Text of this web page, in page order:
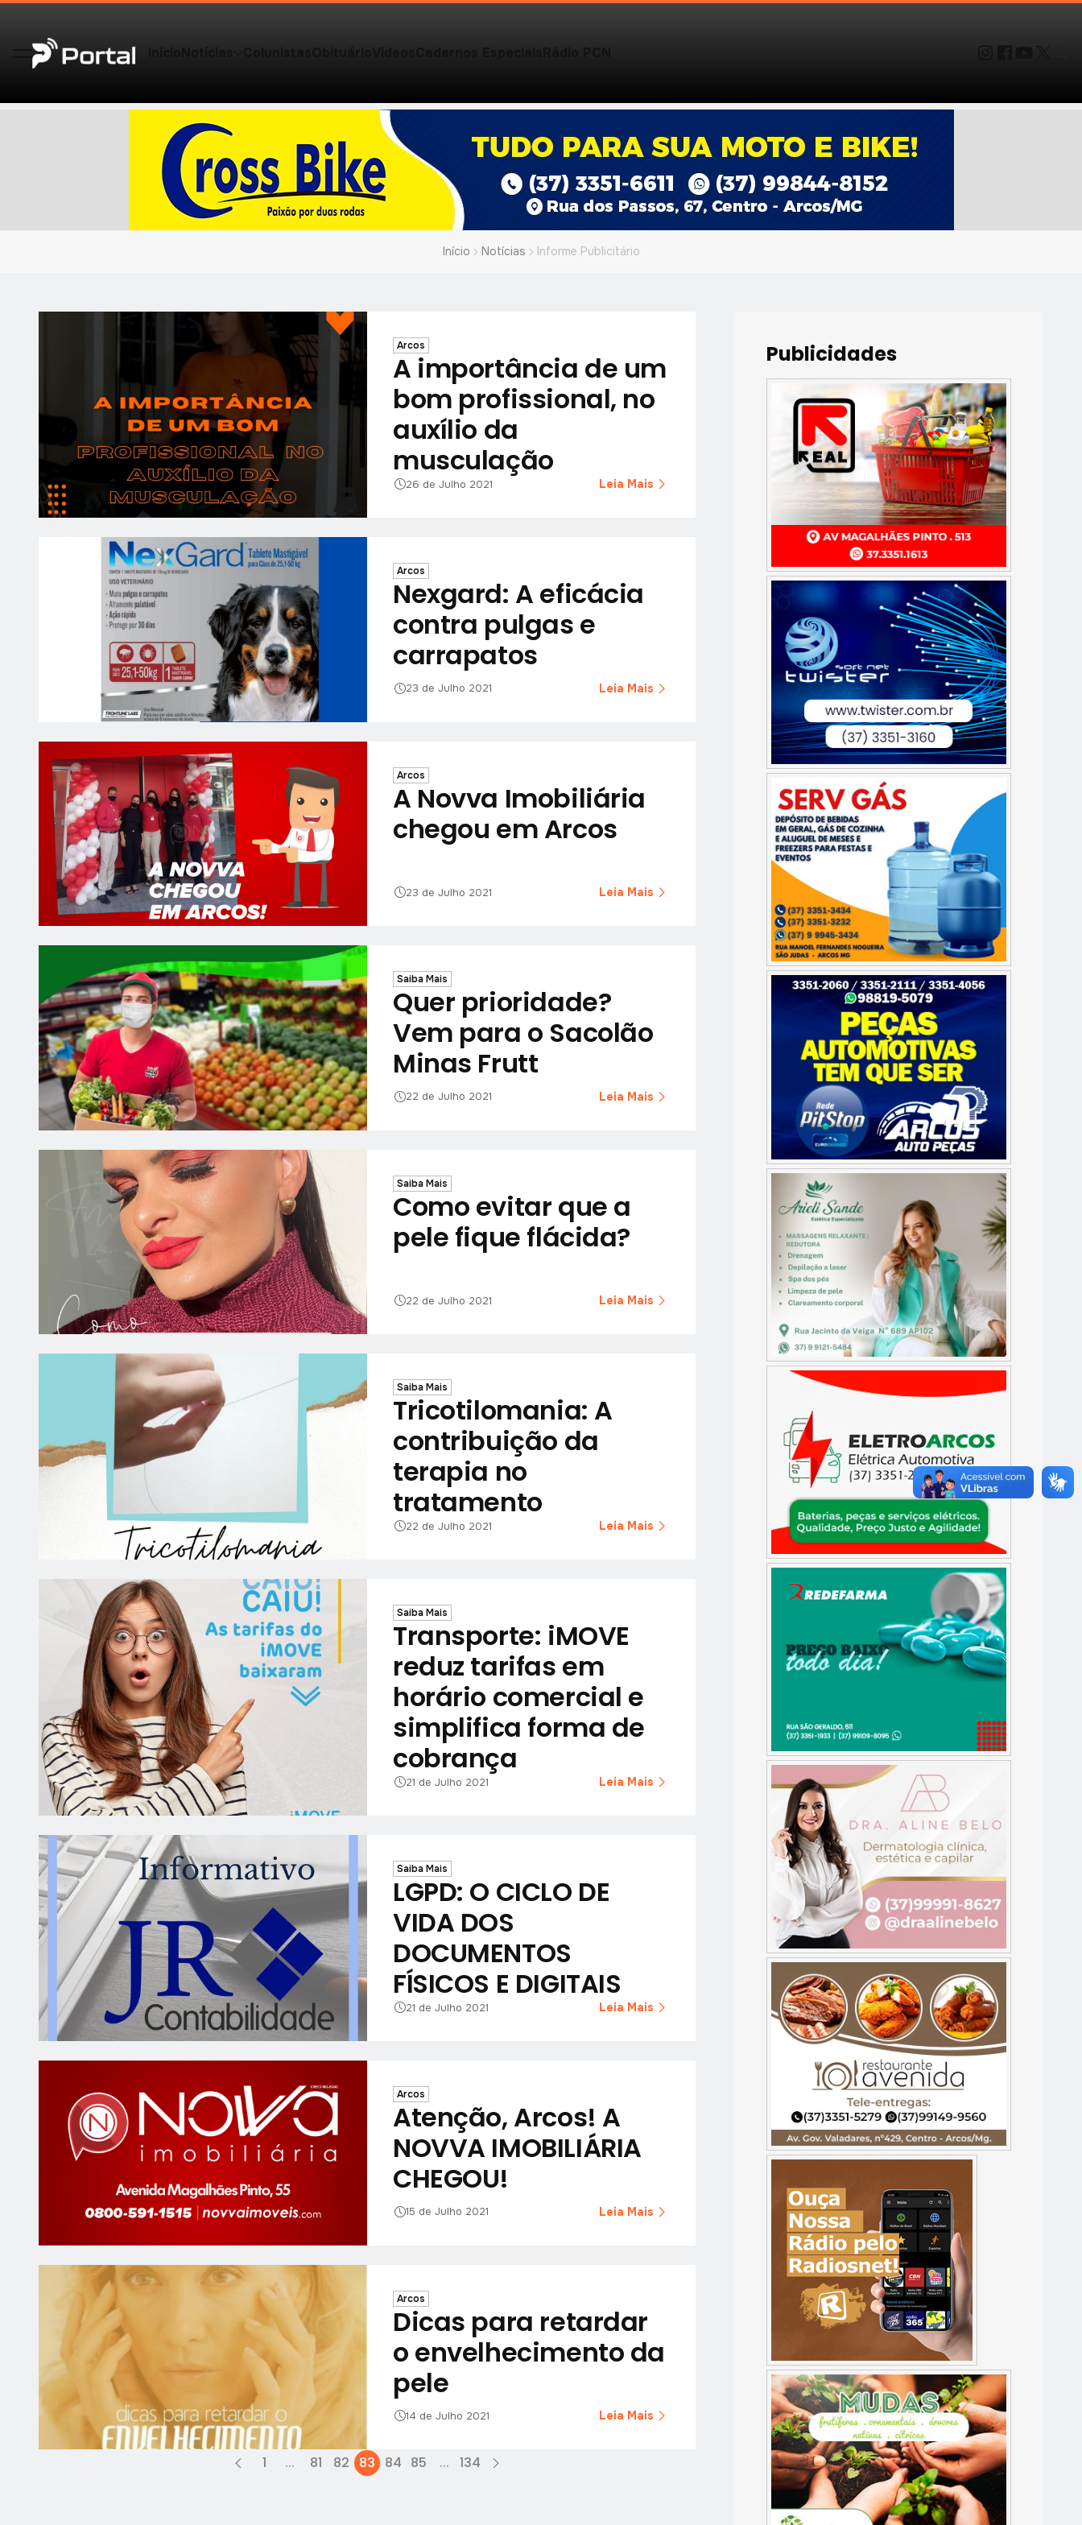
Início Notícias Informe Publicitário
Arcos
A importância de um
bom profissional, no
auxílio da
musculação
26 de Julho 2021 Leia Mais
Arcos
Nexgard: A eficácia
contra pulgas e
carrapatos
23 de Julho 2021 Leia Mais
Arcos
A Novva Imobiliária
chegou em Arcos
23 de Julho 2021 Leia Mais
Saiba Mais
Quer prioridade?
Vem para o Sacolão
Minas Frutt
22 de Julho 2021 Leia Mais
Saiba Mais
Como evitar que a
pele fique flácida?
22 de Julho 2021 Leia Mais
Saiba Mais
Tricotilomania: A
contribuição da
terapia no
tratamento
22 de Julho 2021 Leia Mais
Saiba Mais
Transporte: iMOVE
reduz tarifas em
horário comercial e
simplifica forma de
cobrança
21 de Julho 2021 Leia Mais
Saiba Mais
LGPD: O CICLO DE
VIDA DOS
DOCUMENTOS
FÍSICOS E DIGITAIS
21 de Julho 2021 Leia Mais
Arcos
Atenção, Arcos! A
NOVVA IMOBILIÁRIA
CHEGOU!
15 de Julho 2021 Leia Mais
Arcos
Dicas para retardar
o envelhecimento da
pele
14 de Julho 2021 Leia Mais
1 ... 81 82 83 84 85 ... 134
Publicidades